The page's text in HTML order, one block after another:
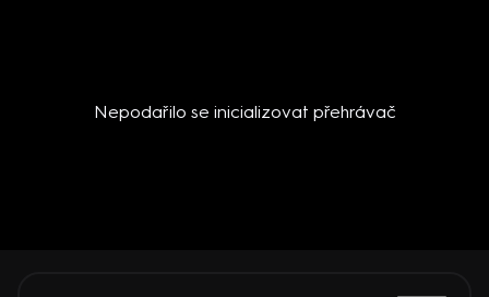
Nepodařilo se inicializovat přehrávač